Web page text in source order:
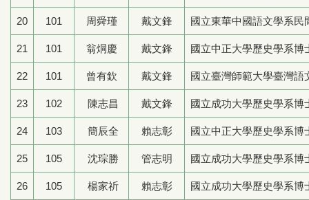
20 101 周舜瑾 戴文鋒 國立東華中國語文學系民
21 101 翁烔慶 戴文鋒 國立中正大學歷史學系博
22 101 曾有欽 戴文鋒 國立臺灣師範大學臺灣語
23 102 陳志昌 戴文鋒 國立成功大學歷史學系博
24 103 簡辰全 賴志彰 國立中正大學歷史學系博
25 105 沈琮勝 管志明 國立成功大學歷史學系博
26 105 楊家祈 賴志彰 國立成功大學歷史學系博